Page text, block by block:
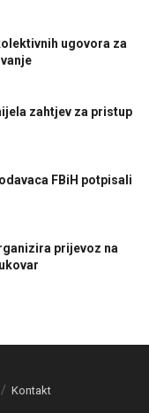
ugovora za
zahtjev za pristup
FBiH potpisali
prijevoz na
Kontakt